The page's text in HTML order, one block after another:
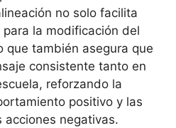
no solo facilita
la modificación del
que también asegura que
consistente tanto en
reforzando la
positivo y las
acciones negativas.